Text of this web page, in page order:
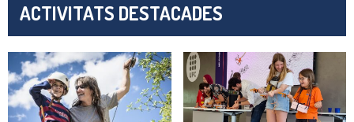
ACTIVITATS DESTACADES